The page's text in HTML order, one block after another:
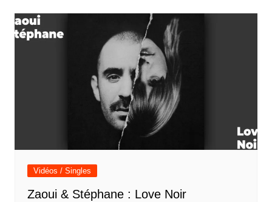
Vidéos / Singles
Zaoui & Stéphane : Love Noir